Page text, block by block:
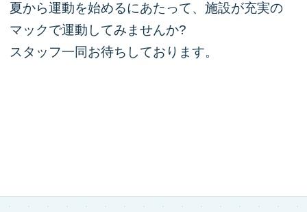
夏から運動を始めるにあたって、施設が充実の
マックで運動してみませんか?
スタッフ一同お待ちしております。